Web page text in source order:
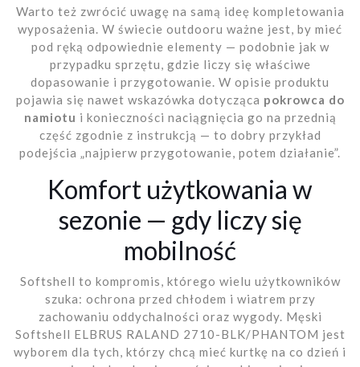
Warto też zwrócić uwagę na samą ideę kompletowania
wyposażenia. W świecie outdooru ważne jest, by mieć
pod ręką odpowiednie elementy — podobnie jak w
przypadku sprzętu, gdzie liczy się właściwe
dopasowanie i przygotowanie. W opisie produktu
pojawia się nawet wskazówka dotycząca pokrowca do
namiotu i konieczności naciągnięcia go na przednią
część zgodnie z instrukcją — to dobry przykład
podejścia „najpierw przygotowanie, potem działanie”.
Komfort użytkowania w
sezonie — gdy liczy się
mobilność
Softshell to kompromis, którego wielu użytkowników
szuka: ochrona przed chłodem i wiatrem przy
zachowaniu oddychalności oraz wygody. Męski
Softshell ELBRUS RALAND 2710-BLK/PHANTOM jest
wyborem dla tych, którzy chcą mieć kurtkę na co dzień i